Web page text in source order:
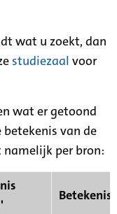
wat u zoekt, dan
studiezaal voor
wat er getoond
van de
per bron: